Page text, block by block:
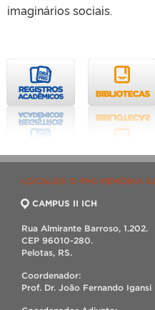
imaginários sociais.
LOCALIZE O PPG MEMÓRIA
CAMPUS II ICH
Rua Almirante Barroso, 1.202.
CEP 96010-280.
Pelotas, RS.
Coordenador:
Prof. Dr. João Fernando Igansi